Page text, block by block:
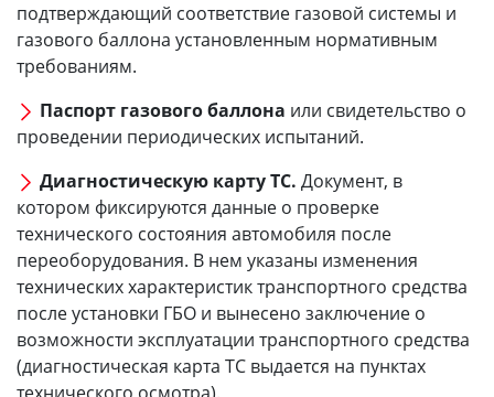
подтверждающий соответствие газовой системы и
газового баллона установленным нормативным
требованиям.
Паспорт газового баллона или свидетельство о
проведении периодических испытаний.
Диагностическую карту ТС. Документ, в
котором фиксируются данные о проверке
технического состояния автомобиля после
переоборудования. В нем указаны изменения
технических характеристик транспортного средства
после установки ГБО и вынесено заключение о
возможности эксплуатации транспортного средства
(диагностическая карта ТС выдается на пунктах